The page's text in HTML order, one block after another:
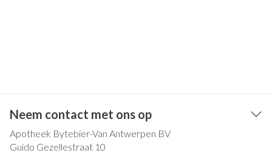
Neem contact met ons op
Apotheek Bytebier-Van Antwerpen BV
Guido Gezellestraat 10